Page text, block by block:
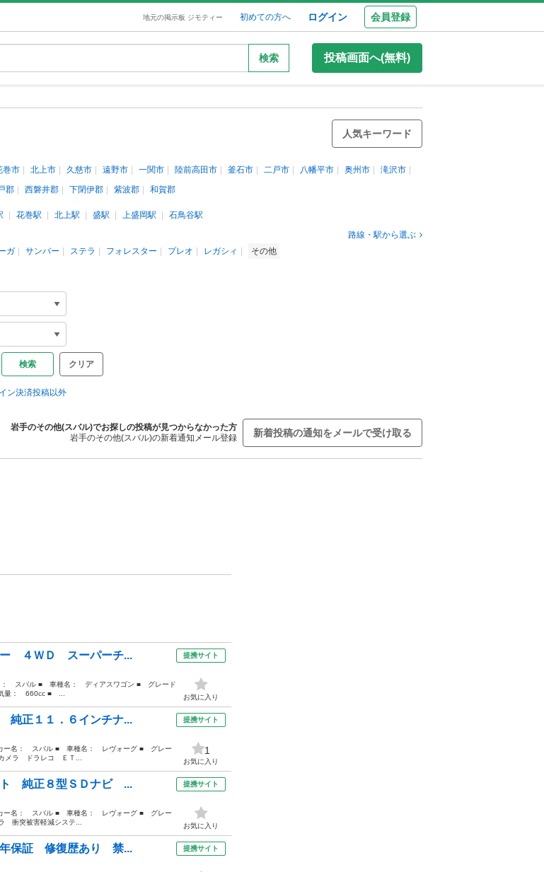
地元の掲示板 ジモティー 初めての方へ ログイン 会員登録
検索 投稿画面へ(無料)
人気キーワード
巻市 北上市 久慈市 遠野市 一関市 陸前高田市 釜石市 二戸市 八幡平市 奥州市
滝沢市
郡 西磐井郡 下閉伊郡 紫波郡 和賀郡
花巻駅 北上駅 盛駅 上盛岡駅
石鳥谷駅
路線・駅から選ぶ
ガ サンバー ステラ フォレスター プレオ レガシィ その他
クリア
ン決済投稿以外
岩手のその他(スバル)でお探しの投稿が見つからなかった方
岩手のその他(スバル)の新着通知メール登録
新着投稿の通知をメールで受け取る
ー ４ＷＤ スーパーチ...
スバル ■ 車種名： ディアスワゴン ■ グレード
量： 660cc ■ ...
提携サイト
お気に入り
正１１．６インチナ...
名： スバル ■ 車種名： レヴォーグ ■ グレー
メラ ドラレコ ＥＴ...
提携サイト
1
お気に入り
ト 純正８型ＳＤナビ ...
名： スバル ■ 車種名： レヴォーグ ■ グレー
衝突被害軽減システ...
提携サイト
お気に入り
保証 修復歴あり 禁... 提携サイト